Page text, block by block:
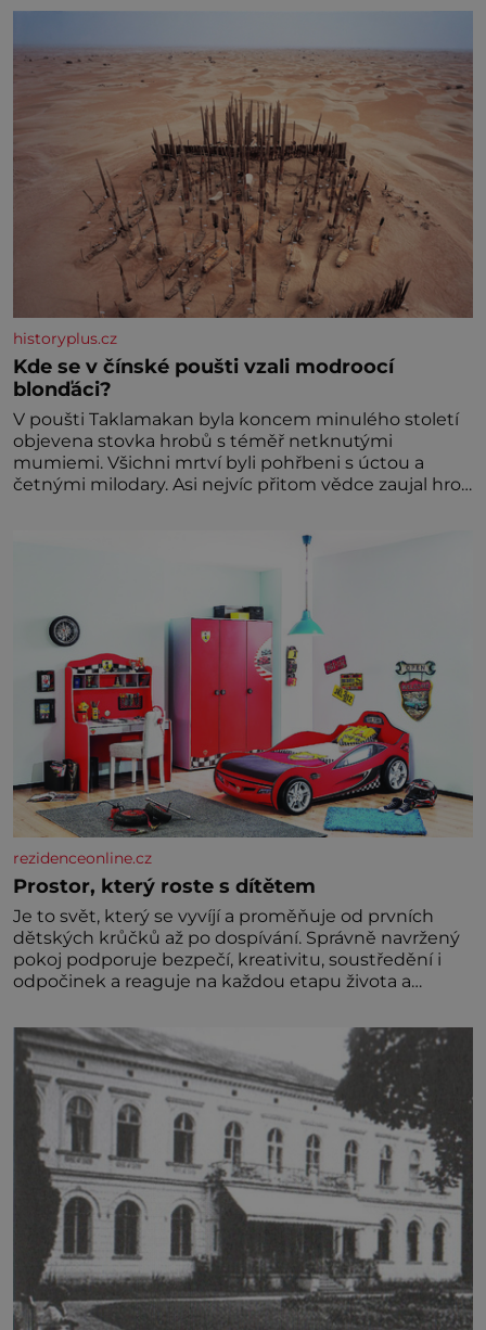
historyplus.cz
Kde se v čínské poušti vzali modroocí
blonďáci?
V poušti Taklamakan byla koncem minulého století
objevena stovka hrobů s téměř netknutými
mumiemi. Všichni mrtví byli pohřbeni s úctou a
četnými milodary. Asi nejvíc přitom vědce zaujal hrob
dávných lidí nesmírně dobře zachovalá, přičítají
odborníci zdejším klimatickým podmínkám. Sucho,
rezidenceonline.cz
Prostor, který roste s dítětem
Je to svět, který se vyvíjí a proměňuje od prvních
dětských krůčků až po dospívání. Správně navržený
pokoj podporuje bezpečí, kreativitu, soustředění i
odpočinek a reaguje na každou etapu života a
jednoduchost, měkkost a bezpečí, proto by pokoj
miminka měl působit především klidně a útulně.
Předškolní věk je